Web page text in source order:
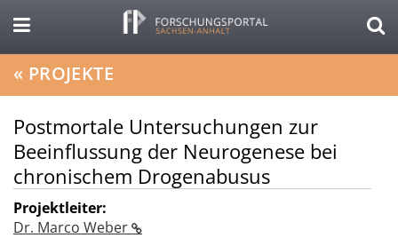
« PROJEKTE
Postmortale Untersuchungen zur
Beeinflussung der Neurogenese bei
chronischem Drogenabusus
Projektleiter:
Dr. Marco Weber